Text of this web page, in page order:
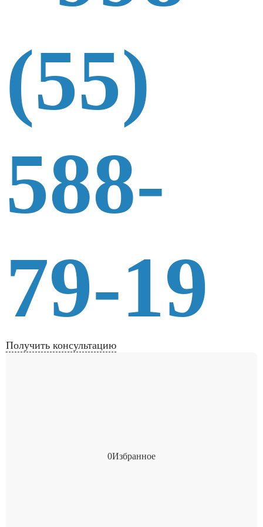
(55)
588-
79-19
Получить консультацию
0Избранное